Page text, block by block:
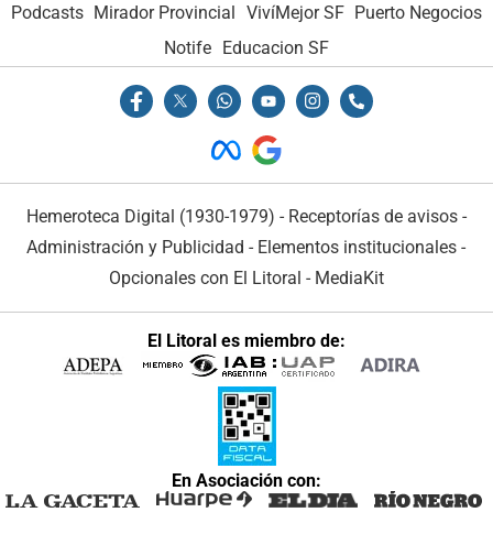
Podcasts Mirador Provincial VivíMejor SF Puerto Negocios
Notife Educacion SF
Hemeroteca Digital (1930-1979) - Receptorías de avisos -
Administración y Publicidad - Elementos institucionales -
Opcionales con El Litoral - MediaKit
El Litoral es miembro de:
En Asociación con: